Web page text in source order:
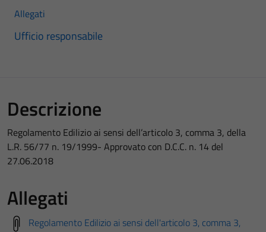
Allegati
Ufficio responsabile
Descrizione
Regolamento Edilizio ai sensi dell’articolo 3, comma 3, della
L.R. 56/77 n. 19/1999- Approvato con D.C.C. n. 14 del
27.06.2018
Allegati
Regolamento Edilizio ai sensi dell'articolo 3, comma 3,